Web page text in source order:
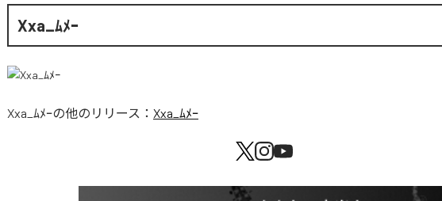
Xxa_ﾑﾒｰ
Xxa_ﾑﾒｰの他のリリース： Xxa_ﾑﾒｰ